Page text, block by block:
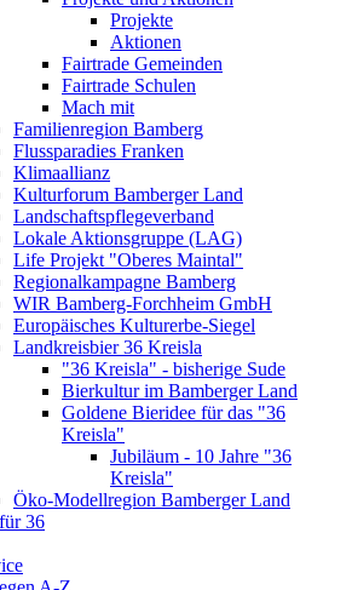
Projekte
Aktionen
Fairtrade Gemeinden
Fairtrade Schulen
Mach mit
Familienregion Bamberg
Flussparadies Franken
Klimaallianz
Kulturforum Bamberger Land
Landschaftspflegeverband
Lokale Aktionsgruppe (LAG)
Life Projekt "Oberes Maintal"
Regionalkampagne Bamberg
WIR Bamberg-Forchheim GmbH
Europäisches Kulturerbe-Siegel
Landkreisbier 36 Kreisla
"36 Kreisla" - bisherige Sude
Bierkultur im Bamberger Land
Goldene Bieridee für das "36
Kreisla"
Jubiläum - 10 Jahre "36
Kreisla"
Öko-Modellregion Bamberger Land
36